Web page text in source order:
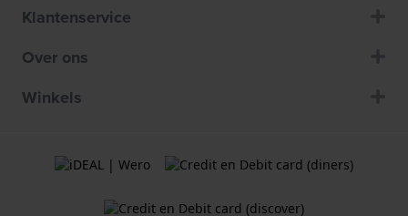
Klantenservice
Over ons
Winkels